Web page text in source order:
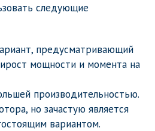
следующие
предусматривающий
мощности и момента на
производительностью.
но зачастую является
вариантом.